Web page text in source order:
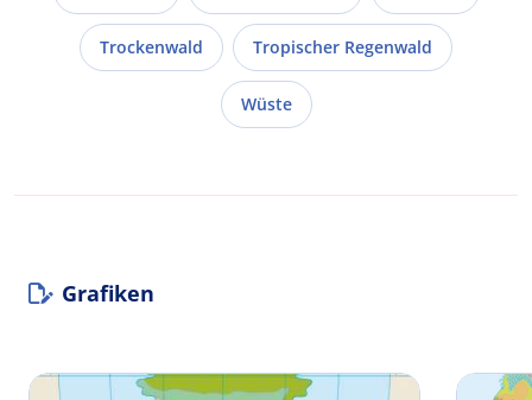
Trockenwald Tropischer Regenwald
Wüste
Grafiken